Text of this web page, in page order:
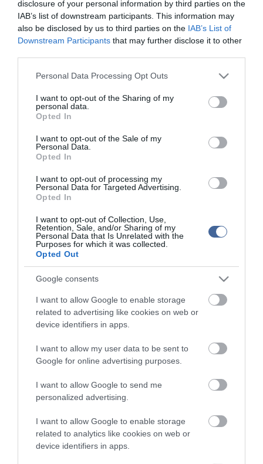
disclosure of your personal information by third parties on the
IAB’s list of downstream participants. This information may
also be disclosed by us to third parties on the IAB’s List of
Downstream Participants that may further disclose it to other
Please note that this website/app uses one or more Google
not limited to your visit or usage behaviour. You may click to
grant or deny consent to Google and its third-party tags to
use your data for below specified purposes in below Google
consent section.
Personal Data Processing Opt Outs
I want to opt-out of the Sharing of my
personal data.
Opted In
I want to opt-out of the Sale of my
Personal Data.
Opted In
I want to opt-out of processing my
Personal Data for Targeted Advertising.
Opted In
I want to opt-out of Collection, Use,
Retention, Sale, and/or Sharing of my
Personal Data that Is Unrelated with the
Purposes for which it was collected.
Opted Out
Google consents
I want to allow Google to enable storage
related to advertising like cookies on web or
device identifiers in apps.
I want to allow my user data to be sent to
Google for online advertising purposes.
I want to allow Google to send me
personalized advertising.
I want to allow Google to enable storage
related to analytics like cookies on web or
device identifiers in apps.
ma.hu legfrissebb hírei:
Nagy erőkkel keresik a szomjazó gólyát megmentő
Árpádot
kormány
Kenyában bezzeg minden zöldebb
Második világháborús német katonai motorkerékpár
bukkant elő a Dunából
A Tisza-frakció kezdeményezte, hogy jövő kedden legyen
Szomjazó gólyának adott inni egy férfi Tiszakécskénél -
megható pillanatot rögzített a kamera
Megható felvétel: elpusztult borját vitte magával egy
delfinanya
top cikkek:
Nem is olyan egészséges a népszerű banán?
2022.05.10 21:11
AZ IGAZSÁG SOHA NEM KÉSŐ
2022.05.10 20:31
Porvihar
Mit szólsz? Ide minden baromságot...
2022.03.29 16:06